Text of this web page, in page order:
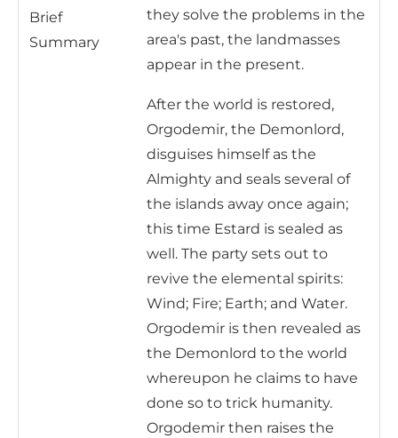
Brief
Summary
they solve the problems in the
area's past, the landmasses
appear in the present.
After the world is restored,
Orgodemir, the Demonlord,
disguises himself as the
Almighty and seals several of
the islands away once again;
this time Estard is sealed as
well. The party sets out to
revive the elemental spirits:
Wind; Fire; Earth; and Water.
Orgodemir is then revealed as
the Demonlord to the world
whereupon he claims to have
done so to trick humanity.
Orgodemir then raises the